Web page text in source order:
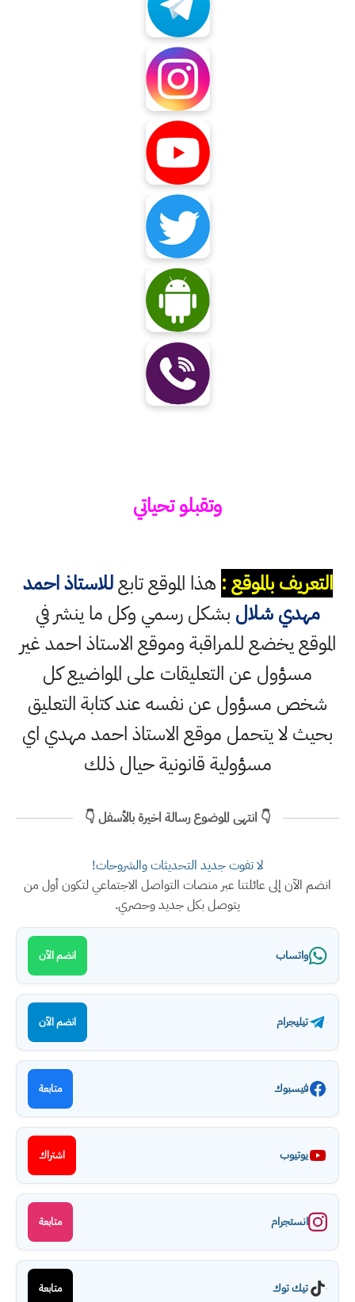
وتقبلو تحياتي
التعريف بالموقع : هذا الموقع تابعللاستاذ احمد
مهدي شلال بشكل رسمي وكل ما ينشر في
الموقع يخضع للمراقبة وموقع الاستاذ احمد غير
مسؤول عن التعليقات على المواضيع كل
شخص مسؤول عن نفسه عند كتابة التعليق
بحيث لا يتحمل موقع الاستاذ احمد مهدي اي
مسؤولية قانونية حيال ذلك
👇 انتهى الموضوع رسالة اخيرة بالأسفل 👇
لا تفوت جديد التحديثات والشروحات!
انضم الآن إلى عائلتنا عبر منصات التواصل الاجتماعي لتكون أول من
يتوصل بكل جديد وحصري.
واتساب انضم الآن
تيليجرام انضم الآن
فيسبوك متابعة
يوتيوب اشتراك
انستجرام متابعة
تيك توك متابعة